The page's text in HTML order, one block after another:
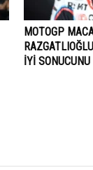
MOTOGP
IYI